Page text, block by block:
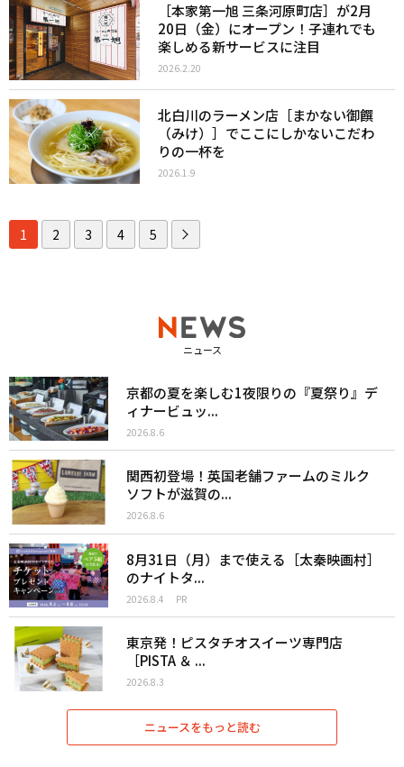
［本家第一旭 三条河原町店］が2月
20日（金）にオープン！子連れでも
楽しめる新サービスに注目
2026.2.20
北白川のラーメン店［まかない御饌
（みけ）］でここにしかないこだわ
りの一杯を
2026.1.9
1 2 3 4 5
ニュース
京都の夏を楽しむ1夜限りの『夏祭り』デ
ィナービュッ...
2026.8.6
関西初登場！英国老舗ファームのミルク
ソフトが滋賀の...
2026.8.6
8月31日（月）まで使える［太秦映画村］
のナイトタ...
2026.8.4 PR
東京発！ピスタチオスイーツ専門店
［PISTA ＆ ...
2026.8.3
ニュースをもっと読む